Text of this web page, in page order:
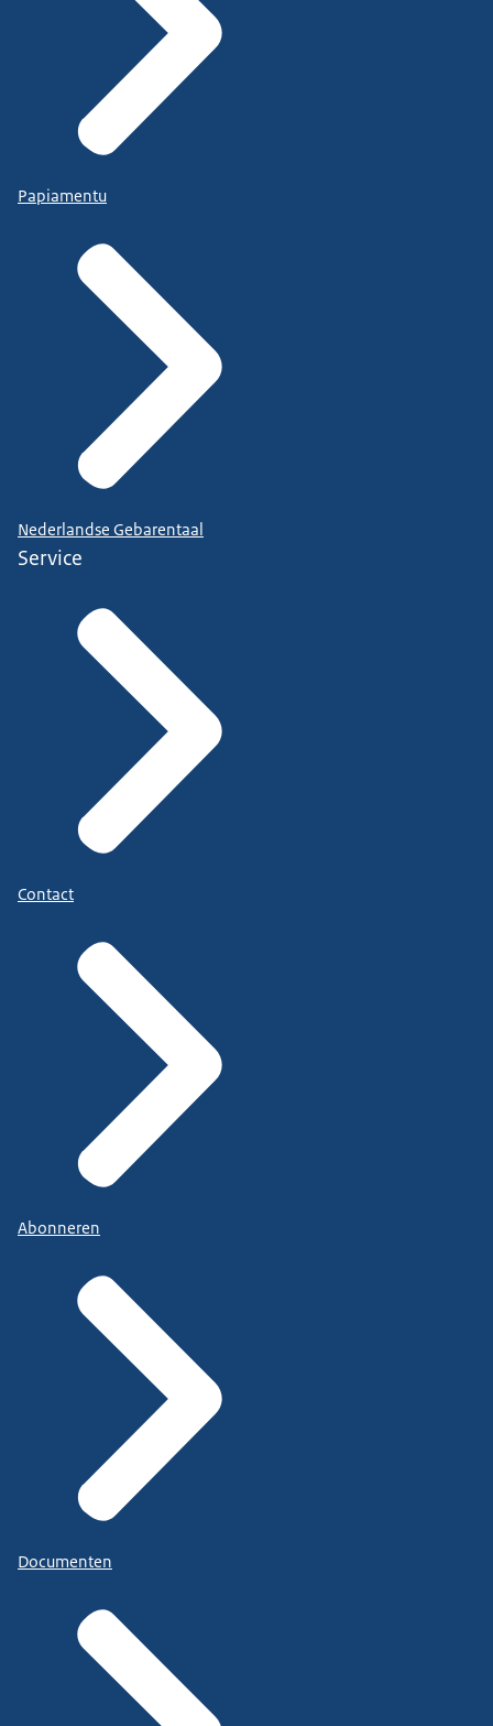
Papiamentu
Nederlandse Gebarentaal
Service
Contact
Abonneren
Documenten